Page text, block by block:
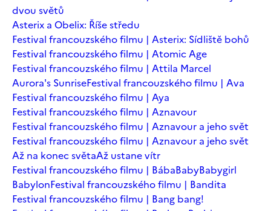
dvou světů
Asterix a Obelix: Říše středu
Festival francouzského filmu | Asterix: Sídliště bohů
Festival francouzského filmu | Atomic Age
Festival francouzského filmu | Attila Marcel
Aurora's SunriseFestival francouzského filmu | Ava
Festival francouzského filmu | Aya
Festival francouzského filmu | Aznavour
Festival francouzského filmu | Aznavour a jeho svět
Festival francouzského filmu | Aznavour a jeho svět
Až na konec světaAž ustane vítr
Festival francouzského filmu | BábaBabyBabygirl
BabylonFestival francouzského filmu | Bandita
Festival francouzského filmu | Bang bang!